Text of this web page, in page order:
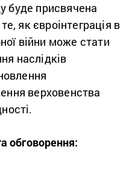
буде присвячена
як євроінтеграція в
війни може стати
наслідків
верховенства
обговорення: